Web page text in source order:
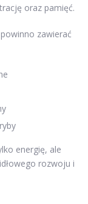
oraz pamięć.
zawierać
energię, ale
rozwoju i